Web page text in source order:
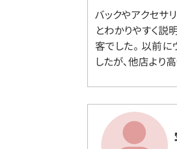
バックやアクセサ
とわかりやすく説
客でした。 以前
したが、他店より